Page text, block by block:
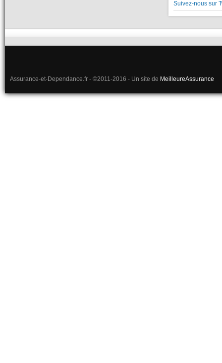
Suivez-nous sur
Assurance-et-Dependance.fr - ©2011-2016 - Un site de MeilleureAssurance